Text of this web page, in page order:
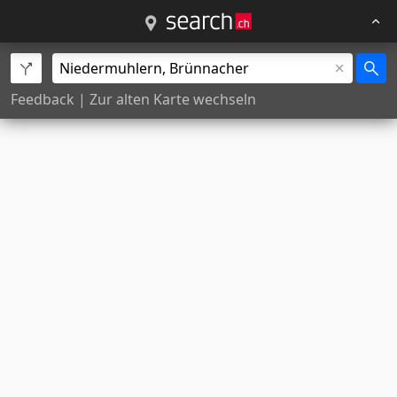
Feedback | Zur alten Karte wechseln